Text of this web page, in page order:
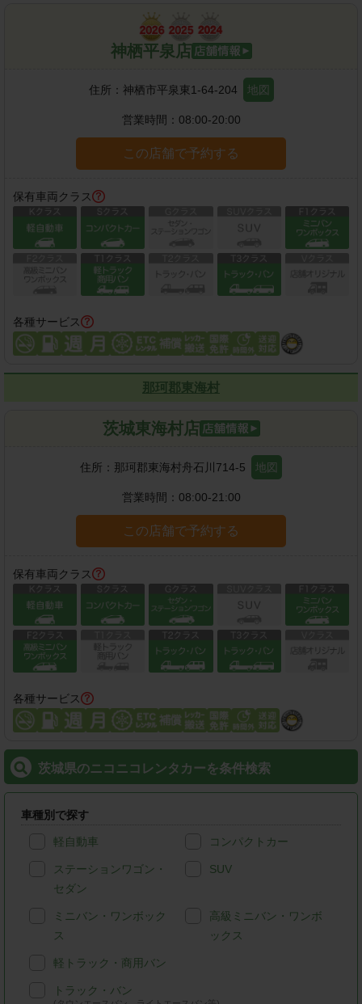
神栖平泉店
住所： 神栖市平泉東1-64-204 地図
営業時間： 08:00-20:00
この店舗で予約する
保有車両クラス
各種サービス
那珂郡東海村
茨城東海村店
住所： 那珂郡東海村舟石川714-5 地図
営業時間： 08:00-21:00
この店舗で予約する
保有車両クラス
各種サービス
茨城県のニコニコレンタカーを条件検索
車種別で探す
軽自動車 コンパクトカー
ステーションワゴン・
セダン
SUV
ミニバン・ワンボック
ス
高級ミニバン・ワンボ
ックス
軽トラック・商用バン
トラック・バン